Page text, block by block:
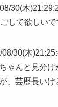
30(木
して欲しいで
08/30(木
ゃんと見分け
、芸歴長いけ